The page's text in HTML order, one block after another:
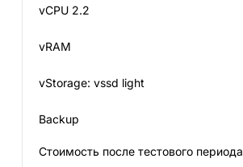
vCPU 2.2
vRAM
vStorage: vssd light
Backup
Стоимость после тестового периода